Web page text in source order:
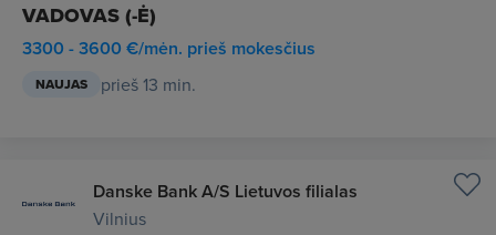
VADOVAS (-Ė)
3300 - 3600 €/mėn. prieš mokesčius
NAUJAS prieš 13 min.
Danske Bank A/S Lietuvos filialas
Vilnius